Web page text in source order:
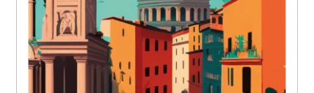
WEITERE VERLAGE